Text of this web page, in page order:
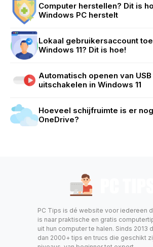
Computer herstellen? Dit is
Windows PC herstelt
Lokaal gebruikersaccount
Windows 11? Dit is hoe!
Automatisch openen van
uitschakelen in Windows 11
Hoeveel schijfruimte is er
OneDrive?
PC Tips is dé website voor iedereen
is naar praktische en gratis
uit hun computer te halen. Sinds 2013
dan 2000+ tips en trucs die geschikt